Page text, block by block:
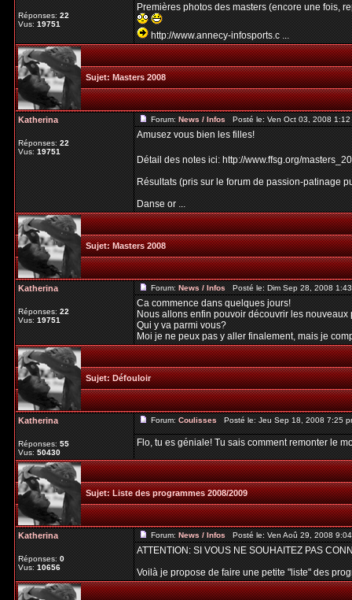
Réponses:22
Vus:19751
Premières photos des masters (encore une fois,
http://www.annecy-infosports.c ...
Sujet:Masters 2008
Katherina
Réponses:22
Vus:19751
Forum:News / InfosPosté le: Ven Oct 03, 2008
Amusez vous bien les filles!
Détail des notes ici: http://www.ffsg.org/
Résultats (pris sur le forum de passion-patinage
Danse or ...
Sujet:Masters 2008
Katherina
Réponses:22
Vus:19751
Forum:News / InfosPosté le: Dim Sep 28, 2008
Ca commence dans quelques jours!
Nous allons enfin pouvoir découvrir les nouveaux
Qui y va parmi vous?
Moi je ne peux pas y aller finalement, mais je
Sujet:Défouloir
Katherina
Réponses:55
Vus:50430
Forum:CoulissesPosté le: Jeu Sep 18, 2008 7:25
Flo, tu es géniale! Tu sais comment remonter le
Sujet:Liste des programmes 2008/2009
Katherina
Réponses:0
Vus:10656
Forum:News / InfosPosté le: Ven Aoû 29, 2008
ATTENTION: SI VOUS NE SOUHAITEZ PAS
Voilà je propose de faire une petite "liste" des